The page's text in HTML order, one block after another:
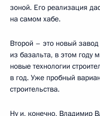
зоной. Его реализация
на самом хабе.
Второй – это новый
из базальта, в этом году
новые технологии
в год. Уже пробный
строительства.
Ну и, конечно, Владимир